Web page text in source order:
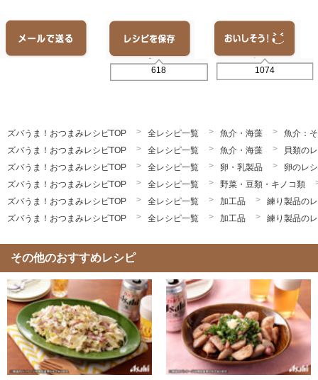
618 1074
ズバうま！おつまみレシピTOP 全レシピ一覧 魚介・海藻
魚介：
ズバうま！おつまみレシピTOP
全レシピ一覧 魚介・海藻
貝類の
ズバうま！おつまみレシピTOP
全レシピ一覧 卵・乳製品
卵のレ
ズバうま！おつまみレシピTOP
全レシピ一覧
野菜・豆類・キノコ類
ズバうま！おつまみレシピTOP
全レシピ一覧 加工品
練り製品の
ズバうま！おつまみレシピTOP
全レシピ一覧 加工品 練り製品の
その他のおすすめレシピ